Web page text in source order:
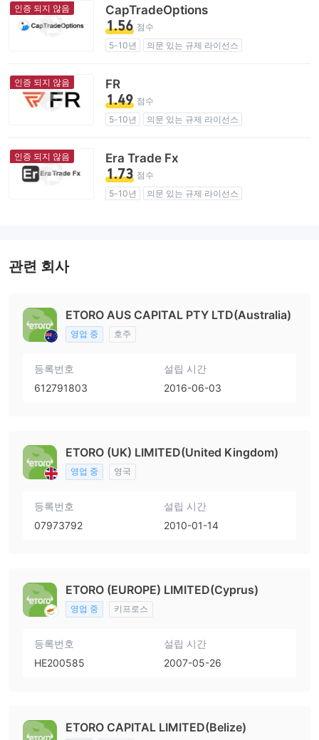
인증 되지 않음 CapTradeOptions
1.56 점수
5-10년
의문 있는 규제 라이선스
인증 되지 않음
FR
1.49 점수
5-10년
의문 있는 규제 라이선스
인증 되지 않음
Era Trade Fx
1.73 점수
5-10년
의문 있는 규제 라이선스
관련 회사
ETORO AUS CAPITAL PTY LTD(Australia)
영업 중 호주
등록번호
612791803
설립 시간
2016-06-03
ETORO (UK) LIMITED(United Kingdom)
영업 중 영국
등록번호
07973792
설립 시간
2010-01-14
ETORO (EUROPE) LIMITED(Cyprus)
영업 중 키프로스
등록번호
HE200585
설립 시간
2007-05-26
ETORO CAPITAL LIMITED(Belize)